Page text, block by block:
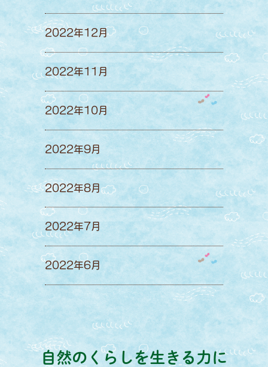
2022年12月
2022年11月
2022年10月
2022年9月
2022年8月
2022年7月
2022年6月
自然のくらしを生きる力に